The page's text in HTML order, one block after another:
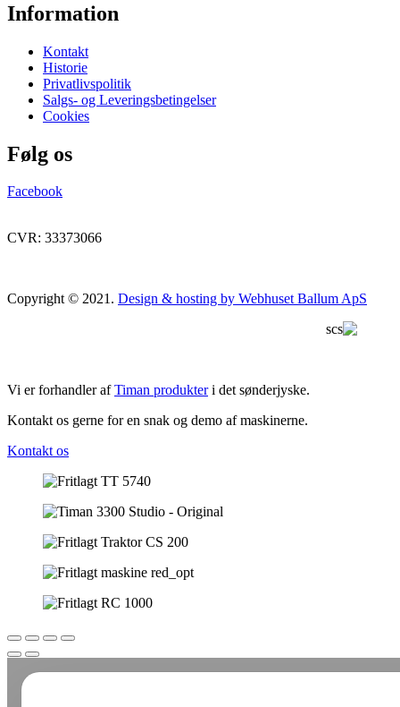
Information
Kontakt
Historie
Privatlivspolitik
Salgs- og Leveringsbetingelser
Cookies
Følg os
Facebook
CVR: 33373066
Copyright © 2021. Design & hosting by Webhuset Ballum ApS
Vi er forhandler afTiman produkteri det sønderjyske.
Kontakt os gerne for en snak og demo af maskinerne.
Kontakt os